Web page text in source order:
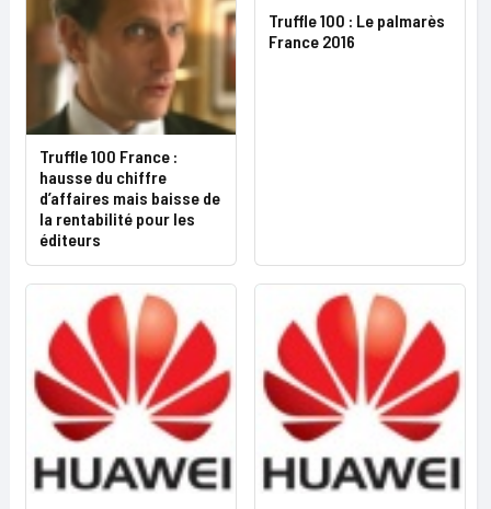
Truffle 100 France :
hausse du chiffre
d’affaires mais baisse de
la rentabilité pour les
éditeurs
Truffle 100 : Le palmarès
France 2016